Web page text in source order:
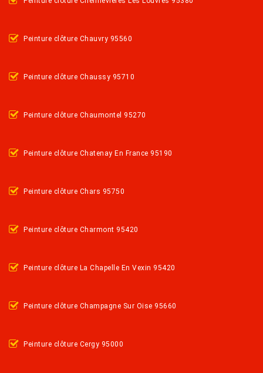
Peinture clôture Chauvry 95560
Peinture clôture Chaussy 95710
Peinture clôture Chaumontel 95270
Peinture clôture Chatenay En France 95190
Peinture clôture Chars 95750
Peinture clôture Charmont 95420
Peinture clôture La Chapelle En Vexin 95420
Peinture clôture Champagne Sur Oise 95660
Peinture clôture Cergy 95000